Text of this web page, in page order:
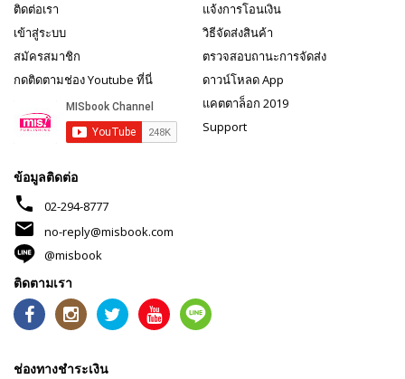
ติดต่อเรา
เข้าสู่ระบบ
สมัครสมาชิก
กดติดตามช่อง Youtube ที่นี่
แจ้งการโอนเงิน
วิธีจัดส่งสินค้า
ตรวจสอบถานะการจัดส่ง
ดาวน์โหลด App
แคตตาล็อก 2019
Support
ข้อมูลติดต่อ
phone 02-294-8777
mail
no-reply@misbook.com
@misbook
ติดตามเรา
ช่องทางชำระเงิน